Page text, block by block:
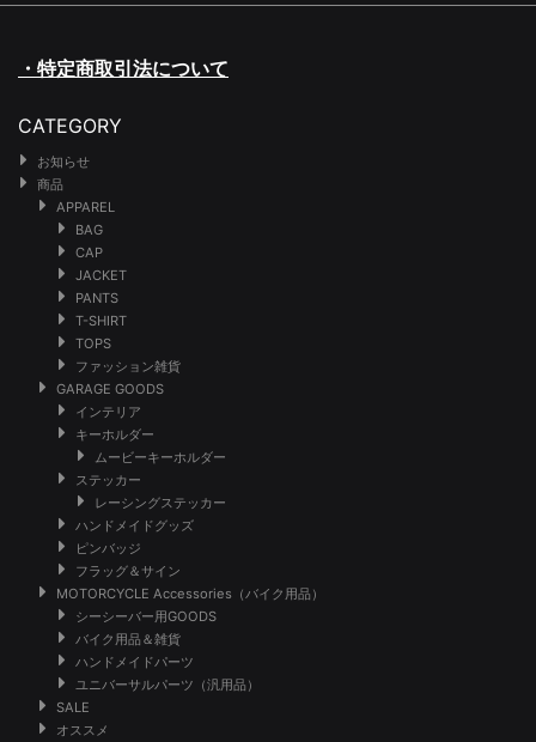
・特定商取引法について
CATEGORY
お知らせ
商品
APPAREL
BAG
CAP
JACKET
PANTS
T-SHIRT
TOPS
ファッション雑貨
GARAGE GOODS
インテリア
キーホルダー
ムービーキーホルダー
ステッカー
レーシングステッカー
ハンドメイドグッズ
ピンバッジ
フラッグ＆サイン
MOTORCYCLE Accessories（バイク用品）
シーシーバー用GOODS
バイク用品＆雑貨
ハンドメイドパーツ
ユニバーサルパーツ（汎用品）
SALE
オススメ